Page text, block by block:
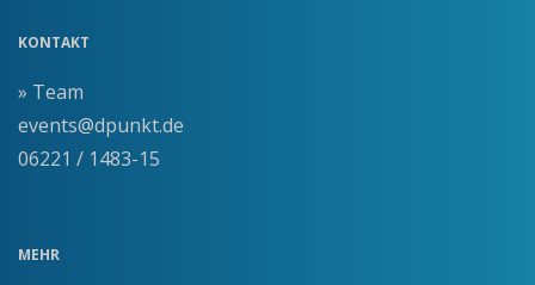
KONTAKT
» Team
events@dpunkt.de
06221 / 1483-15
MEHR